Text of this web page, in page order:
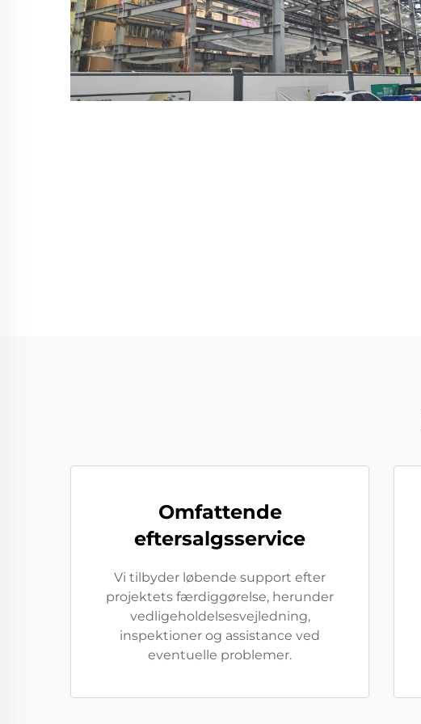
Omfattende
eftersalgsservice
Vi tilbyder løbende support efter
projektets færdiggørelse, herunder
vedligeholdelsesvejledning,
inspektioner og assistance ved
eventuelle problemer.